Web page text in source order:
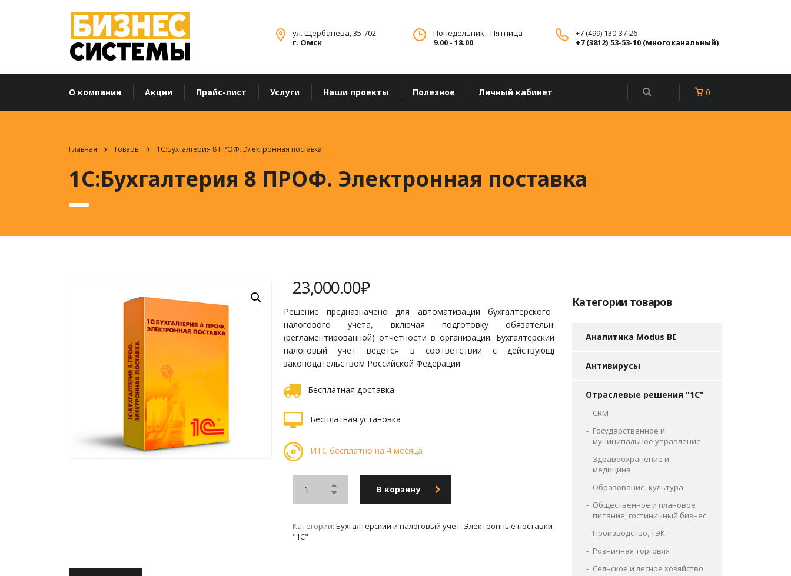
+7 (499) 130-37-26
+7 (3812) 53-53-10 (многоканальный)
Понедельник - Пятница
9.00 - 18.00
ул. Щербанева, 35-702
г. Омск
О компании Акции Прайс-лист Услуги Наши проекты Полезное Личный кабинет 0
Главная Товары 1С:Бухгалтерия 8 ПРОФ. Электронная поставка
1С:Бухгалтерия 8 ПРОФ. Электронная поставка
23,000.00₽
Решение предназначено для автоматизации бухгалтерского и
налогового учета, включая подготовку обязательной
(регламентированной) отчетности в организации. Бухгалтерский и
налоговый учет ведется в соответствии с действующим
законодательством Российской Федерации.
Бесплатная доставка
Бесплатная установка
ИТС бесплатно на 4 месяца
В корзину
Категории: Бухгалтерский и налоговый учёт, Электронные поставки
"1С"
Категории товаров
Аналитика Modus BI
Антивирусы
Отраслевые решения "1С"
CRM
Государственное и
муниципальное управление
Здравоохранение и
медицина
Образование, культура
Общественное и плановое
питание, гостиничный бизнес
Производство, ТЭК
Розничная торговля
Сельское и лесное хозяйство